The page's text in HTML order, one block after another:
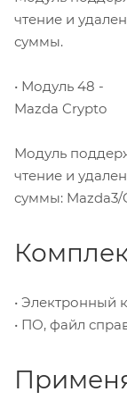
чтение и
суммы.
• Модуль 48 -
Mazda Crypto
Модуль
чтение и
суммы: Mazda3/
• Электронный
• ПО, файл